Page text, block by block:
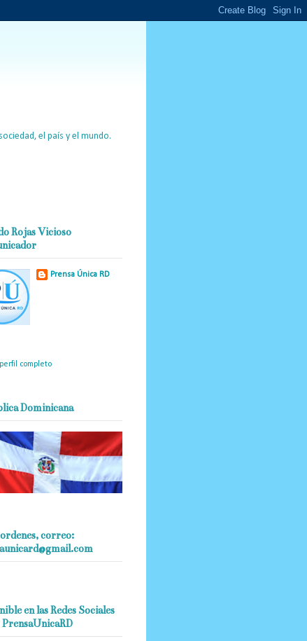
el país y el mundo.
Rojas Vicioso
Prensa Única RD
completo
Dominicana
correo:
en las Redes Sociales